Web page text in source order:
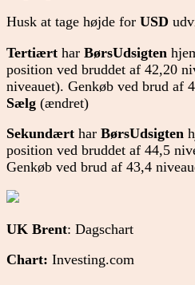
Husk at tage højde for USD
Tertiært har BørsUdsigten
position ved bruddet af 42,20
niveauet). Genkøb ved brud af
Sælg (ændret)
Sekundært har BørsUdsigten
position ved bruddet af 44,5
Genkøb ved brud af 43,4
UK Brent: Dagschart
Chart: Investing.com